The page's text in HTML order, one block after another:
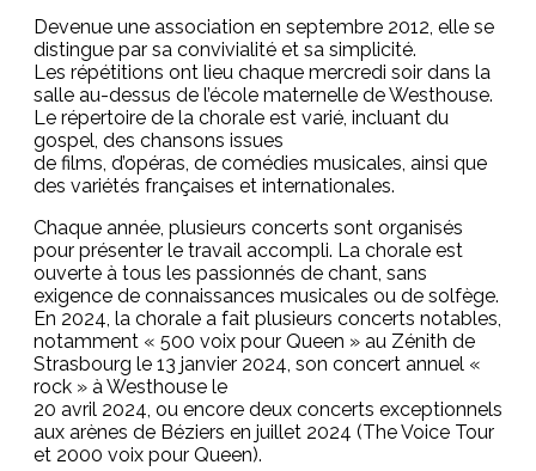
Devenue une association en septembre 2012, elle se
distingue par sa convivialité et sa simplicité.
Les répétitions ont lieu chaque mercredi soir dans la
salle au-dessus de l’école maternelle de Westhouse.
Le répertoire de la chorale est varié, incluant du
gospel, des chansons issues
de films, d’opéras, de comédies musicales, ainsi que
des variétés françaises et internationales.
Chaque année, plusieurs concerts sont organisés
pour présenter le travail accompli. La chorale est
ouverte à tous les passionnés de chant, sans
exigence de connaissances musicales ou de solfège.
En 2024, la chorale a fait plusieurs concerts notables,
notamment « 500 voix pour Queen » au Zénith de
Strasbourg le 13 janvier 2024, son concert annuel «
rock » à Westhouse le
20 avril 2024, ou encore deux concerts exceptionnels
aux arènes de Béziers en juillet 2024 (The Voice Tour
et 2000 voix pour Queen).